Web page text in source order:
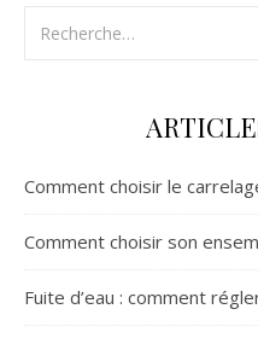
Comment choisir le
Comment choisir son
Fuite d’eau : comment